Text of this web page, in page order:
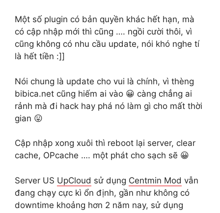
Một số plugin có bản quyền khác hết hạn, mà
có cập nhập mới thì cũng …. ngồi cười thôi, vì
cũng không có nhu cầu update, nói khó nghe tí
là hết tiền :]]
Nói chung là update cho vui là chính, vì thèng
bibica.net cũng hiếm ai vào 😀 càng chẳng ai
rảnh mà đi hack hay phá nó làm gì cho mất thời
gian 😛
Cập nhập xong xuôi thì reboot lại server, clear
cache, OPcache …. một phát cho sạch sẽ 😀
Server US UpCloud sử dụng Centmin Mod vẫn
đang chạy cực kì ổn định, gần như không có
downtime khoảng hơn 2 năm nay, sử dụng